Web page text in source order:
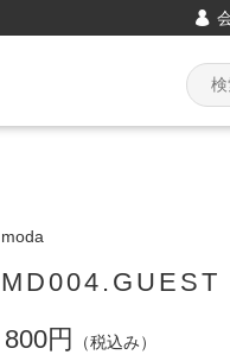
moda
MD004.GUEST
800円
（税込み）